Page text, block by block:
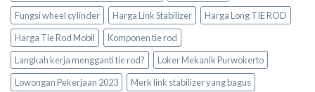
Fungsi wheel cylinder
Harga Link Stabilizer
Harga Long TIE ROD
Harga Tie Rod Mobil
Komponen tie rod
Langkah kerja mengganti tie rod?
Loker Mekanik Purwokerto
Lowongan Pekerjaan 2023
Merk link stabilizer yang bagus